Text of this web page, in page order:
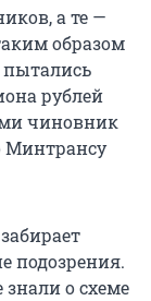
а те —
образом
рублей
чиновник
Минтрансу
подозрения.
о схеме